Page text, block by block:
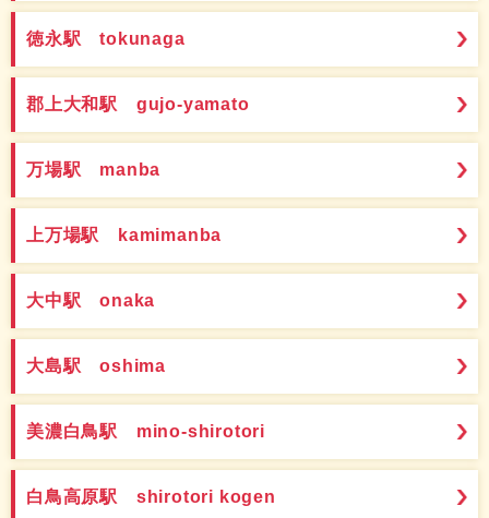
徳永駅 tokunaga
郡上大和駅 gujo-yamato
万場駅 manba
上万場駅 kamimanba
大中駅 onaka
大島駅 oshima
美濃白鳥駅 mino-shirotori
白鳥高原駅 shirotori kogen